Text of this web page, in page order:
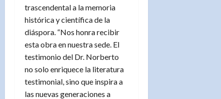
trascendental a la memoria
histórica y científica de la
diáspora. “Nos honra recibir
esta obra en nuestra sede. El
testimonio del Dr. Norberto
no solo enriquece la literatura
testimonial, sino que inspira a
las nuevas generaciones a